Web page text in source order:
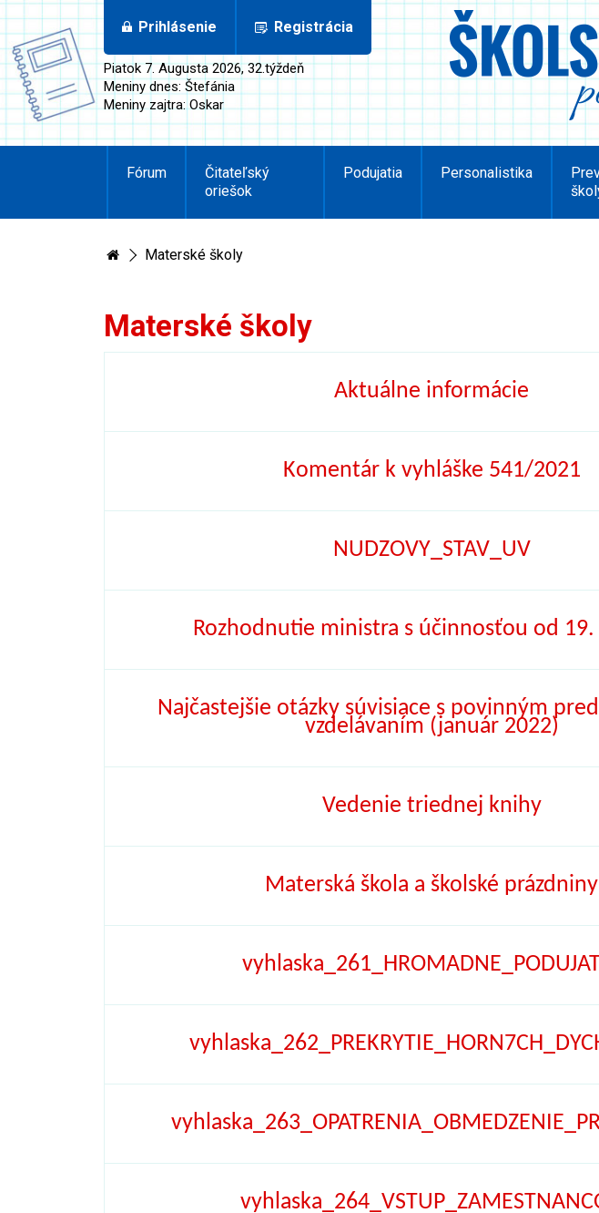
Prihlásenie Registrácia
Piatok 7. Augusta 2026, 32.týždeň
Meniny dnes: Štefánia
Meniny zajtra: Oskar
Fórum
Čitateľský
oriešok
Podujatia Personalistika
Materské školy
Materské školy
Aktuálne informácie
Komentár k vyhláške 541/2021
NUDZOVY_STAV_UV
Rozhodnutie ministra s účinnosťou od 19.
Najčastejšie otázky súvisiace s povinným
vzdelávaním (január 2022)
Vedenie triednej knihy
Materská škola a školské prázdniny